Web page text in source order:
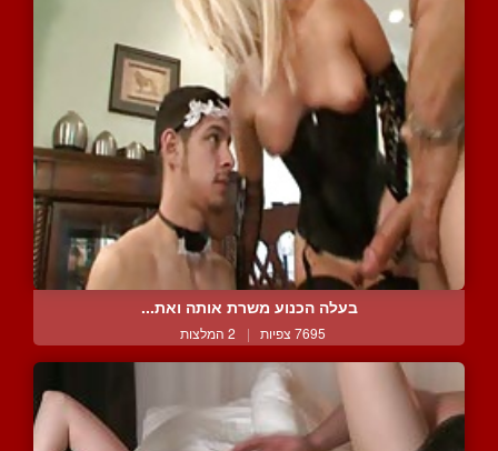
בעלה הכנוע משרת אותה ואת...
7695 צפיות | 2 המלצות